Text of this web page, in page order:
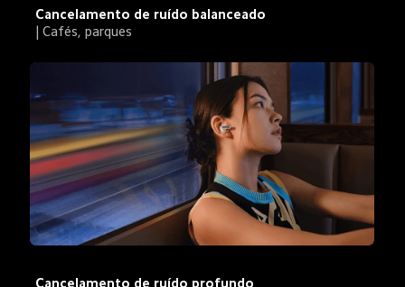
Cancelamento de ruído balanceado
| Cafés, parques
Cancelamento de ruído profundo